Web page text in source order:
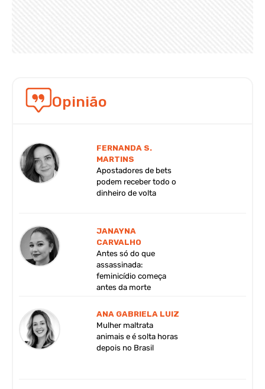
Opinião
FERNANDA S.
MARTINS
Apostadores de bets
podem receber todo o
dinheiro de volta
JANAYNA
CARVALHO
Antes só do que
assassinada:
feminicídio começa
antes da morte
ANA GABRIELA LUIZ
Mulher maltrata
animais e é solta horas
depois no Brasil